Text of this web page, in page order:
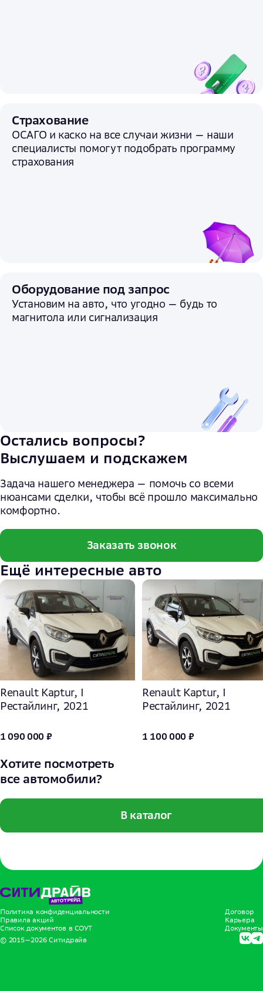
Страхование
ОСАГО и каско на все случаи жизни — наши
специалисты помогут подобрать программу
страхования
Оборудование под запрос
Установим на авто, что угодно — будь то
магнитола или сигнализация
Остались вопросы?
Выслушаем и подскажем
Задача нашего менеджера — помочь со всеми
нюансами сделки, чтобы всё прошло максимально
комфортно.
Заказать звонок
Ещё интересные авто
Renault Kaptur, I
Рестайлинг, 2021
1 090 000 ₽
Renault Kaptur, I
Рестайлинг, 2021
1 100 000 ₽
Хотите посмотреть
все автомобили?
В каталог
Политика конфиденциальности
Правила акций
Список документов в СОУТ
Договор
Карьера
Документы
© 2015—2026Ситидрайв